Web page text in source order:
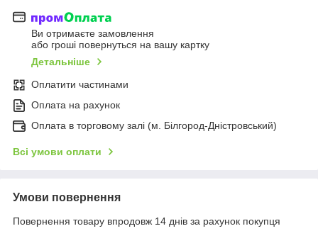
Ви отримаєте замовлення
або гроші повернуться на вашу картку
Детальніше
Оплатити частинами
Оплата на рахунок
Оплата в торговому залі (м. Білгород-Дністровський)
Всі умови оплати
Умови повернення
Повернення товару впродовж 14 днів за рахунок покупця